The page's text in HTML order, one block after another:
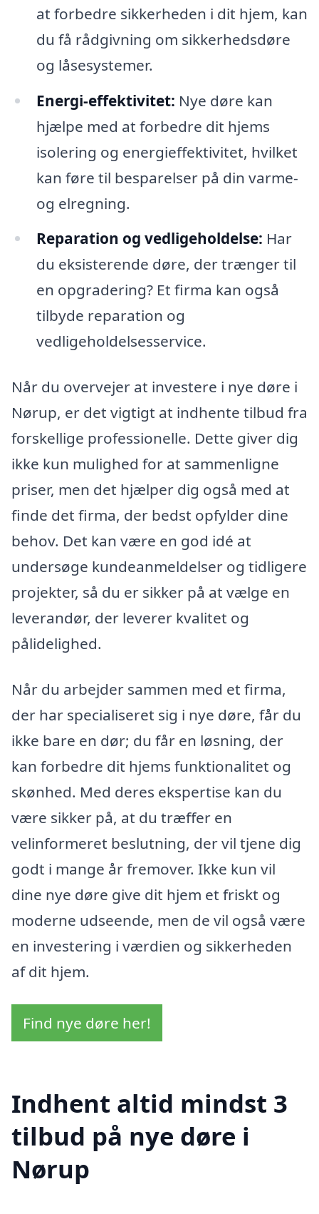
at forbedre sikkerheden i dit hjem, kan
du få rådgivning om sikkerhedsdøre
og låsesystemer.
Energi-effektivitet: Nye døre kan
hjælpe med at forbedre dit hjems
isolering og energieffektivitet, hvilket
kan føre til besparelser på din varme-
og elregning.
Reparation og vedligeholdelse: Har
du eksisterende døre, der trænger til
en opgradering? Et firma kan også
tilbyde reparation og
vedligeholdelsesservice.
Når du overvejer at investere i nye døre i
Nørup, er det vigtigt at indhente tilbud fra
forskellige professionelle. Dette giver dig
ikke kun mulighed for at sammenligne
priser, men det hjælper dig også med at
finde det firma, der bedst opfylder dine
behov. Det kan være en god idé at
undersøge kundeanmeldelser og tidligere
projekter, så du er sikker på at vælge en
leverandør, der leverer kvalitet og
pålidelighed.
Når du arbejder sammen med et firma,
der har specialiseret sig i nye døre, får du
ikke bare en dør; du får en løsning, der
kan forbedre dit hjems funktionalitet og
skønhed. Med deres ekspertise kan du
være sikker på, at du træffer en
velinformeret beslutning, der vil tjene dig
godt i mange år fremover. Ikke kun vil
dine nye døre give dit hjem et friskt og
moderne udseende, men de vil også være
en investering i værdien og sikkerheden
af dit hjem.
Find nye døre her!
Indhent altid mindst 3
tilbud på nye døre i
Nørup